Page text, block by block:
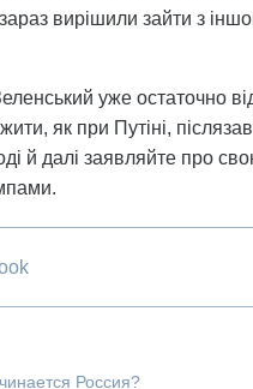
вирішили зайти з
уже остаточно
як при Путіні,
й далі заявляйте про
Россия?